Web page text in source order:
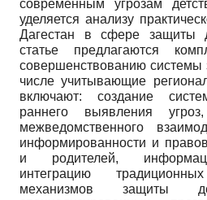
современным угрозам
уделяется анализу
Дагестан в сфере защиты
статье предлагаются
совершенствованию системы
числе учитывающие
включают: создание
раннего выявления
межведомственного
информированности и
и родителей,
интеграцию
механизмов защиты